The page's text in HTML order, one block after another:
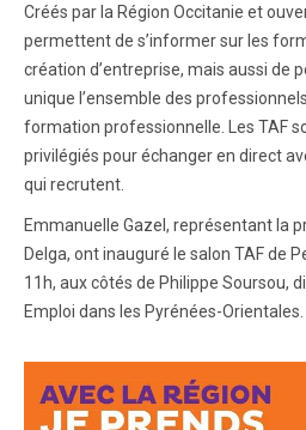
Créés par la Région Occitanie et
permettent de s’informer sur les
création d’entreprise, mais aussi de
unique l’ensemble des
formation professionnelle. Les TAF
privilégiés pour échanger en direct
qui recrutent.
Emmanuelle Gazel, représentant la
Delga, ont inauguré le salon TAF de
11h, aux côtés de Philippe Soursou,
Emploi dans les Pyrénées-Orientales.